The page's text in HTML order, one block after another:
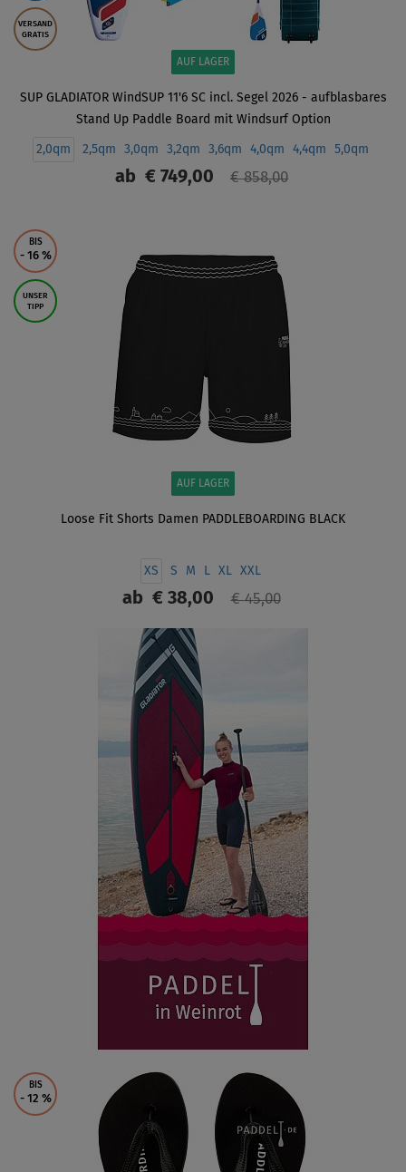
VERSAND
GRATIS
AUF LAGER
SUP GLADIATOR WindSUP 11'6 SC incl. Segel 2026 - aufblasbares
Stand Up Paddle Board mit Windsurf Option
2,0qm 2,5qm 3,0qm 3,2qm 3,6qm 4,0qm 4,4qm 5,0qm
ab € 749,00 € 858,00
BIS
- 16 %
UNSER
TIPP
AUF LAGER
Loose Fit Shorts Damen PADDLEBOARDING BLACK
XS S M L XL XXL
ab€ 38,00 € 45,00
ANZEIGEN
BIS
- 12 %